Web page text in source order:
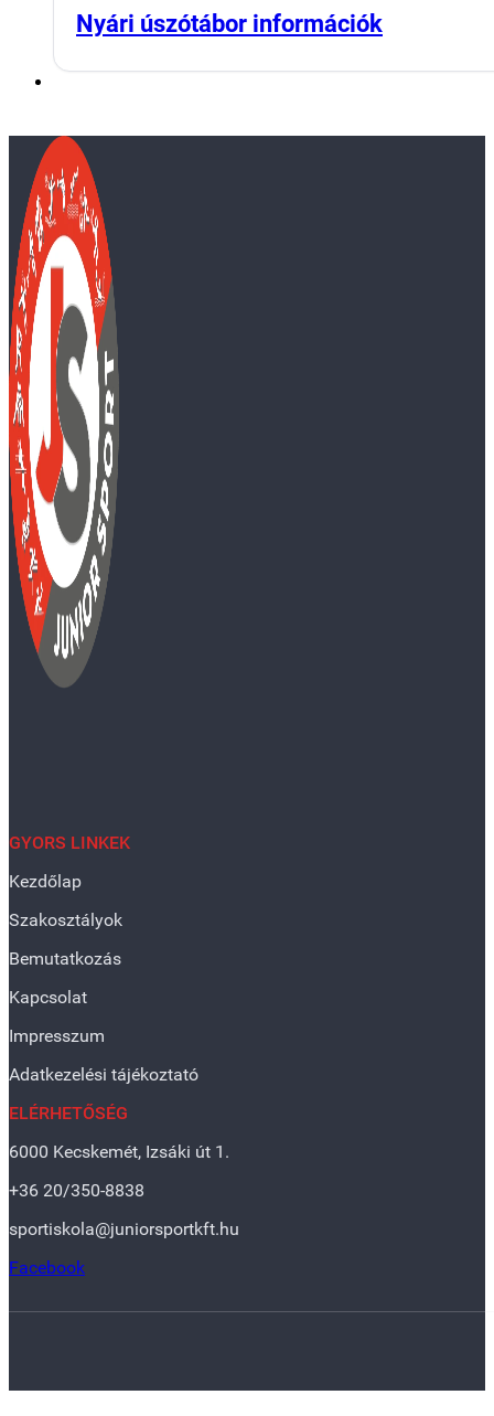
Nyári úszótábor információk
GYORS LINKEK
Kezdőlap
Szakosztályok
Bemutatkozás
Kapcsolat
Impresszum
Adatkezelési tájékoztató
ELÉRHETŐSÉG
6000 Kecskemét, Izsáki út 1.
+36 20/350-8838
sportiskola@juniorsportkft.hu
Facebook